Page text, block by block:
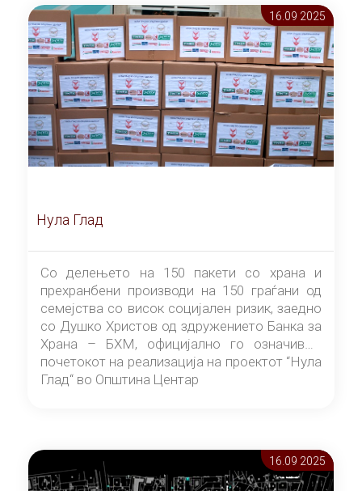
16.09 2025
Нула Глад
Со делењето на 150 пакети со храна и
прехранбени производи на 150 граѓани од
семејства со висок социјален ризик, заедно
со Душко Христов од здружението Банка за
Храна – БХМ, официјално го означивме
почетокот на реализација на проектот “Нула
Глад“ во Општина Центар
16.09 2025